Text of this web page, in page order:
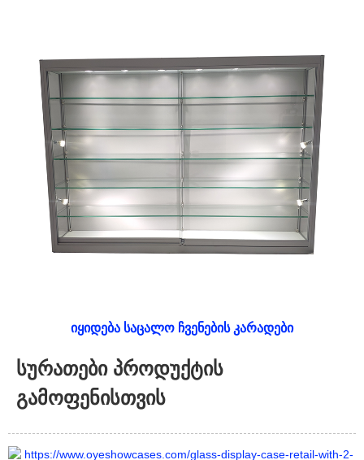
იყიდება საცალო ჩვენების კარადები
სურათები პროდუქტის
გამოფენისთვის